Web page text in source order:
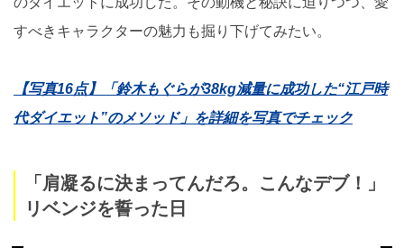
すべきキャラクターの魅力も掘り下げてみたい。
【写真16点】「鈴木もぐらが38kg減量に成功した“江戸時
代ダイエット”のメソッド」を詳細を写真でチェック
「肩凝るに決まってんだろ。こんなデブ！」
リベンジを誓った日